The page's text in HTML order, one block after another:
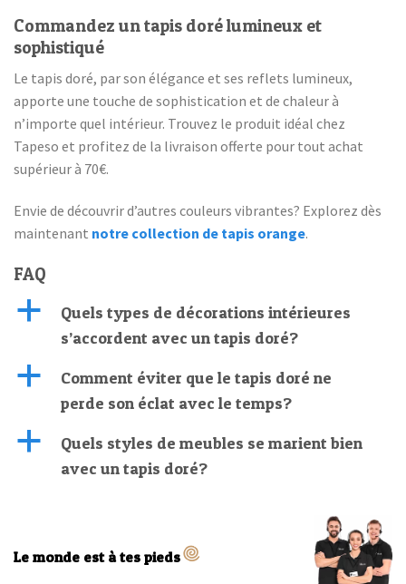
Commandez un tapis doré lumineux et
sophistiqué
Le tapis doré, par son élégance et ses reflets lumineux,
apporte une touche de sophistication et de chaleur à
n’importe quel intérieur. Trouvez le produit idéal chez
Tapeso et profitez de la livraison offerte pour tout achat
supérieur à 70€.
Envie de découvrir d’autres couleurs vibrantes? Explorez dès
maintenant notre collection de tapis orange.
FAQ
a
Quels types de décorations intérieures
s’accordent avec un tapis doré?
a
Comment éviter que le tapis doré ne
perde son éclat avec le temps?
a
Quels styles de meubles se marient bien
avec un tapis doré?
Le monde est à tes pieds